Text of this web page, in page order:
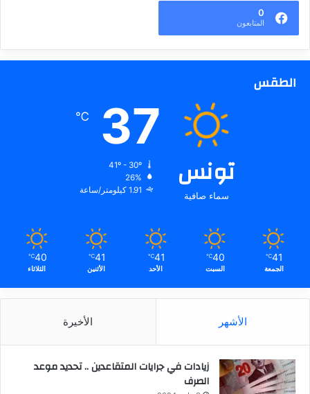
0
المتابعون
الطقس
تونس
سماء صافية
37
℃
26%
1.91 كيلومتر/ساعة
41
℃
الجمعة
40
℃
السبت
41
℃
الأحد
41
℃
الأثنين
40
℃
الثلاثاء
الأشهر الأخيرة
زيادات في جرايات المتقاعدين .. تحديد موعد
الصرف